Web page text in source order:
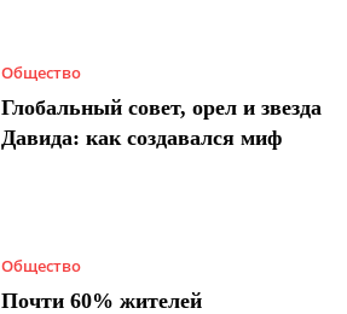
Общество
Глобальный совет, орел и звезда
Давида: как создавался миф
Общество
Почти 60% жителей